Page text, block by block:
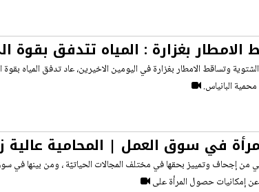
بغزارة : المياه تتدفق بقوة
وتساقط الامطار بغزارة في اليومين الاخيرين، عاد تدفق المياه
البانياس.
انخراط المرأة في سوق
البلدات النائية بالكاد يجدن أماكن
من إجحاف وتمييز بحقها في مختلف المجالات الحياتيّة ، ومن بينها في
عن إمكانيات حصول المرأة على